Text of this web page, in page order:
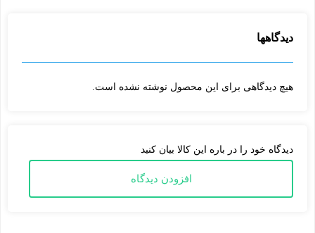
ابعاد بسته بندی و لیوان ها
و 7.5 سانتی متر طول می باشد که حجم این لیوان ها 220 سی سی می
باشد که برای تهیه یک نسکافه تلخ تک نفره بسیار مناسب است.
دیدگاه خود را در باره این کالا بیان کنید
افزودن دیدگاه
دیدگاهها
هیچ دیدگاهی برای این محصول نوشته نشده است.